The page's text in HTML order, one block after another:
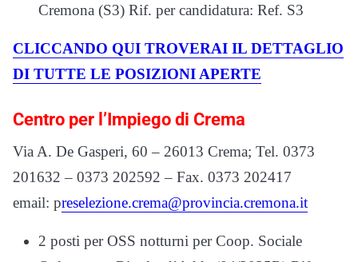
Cremona (S3) Rif. per candidatura: Ref. S3
CLICCANDO QUI TROVERAI IL DETTAGLIO
DI TUTTE LE POSIZIONI APERTE
Centro per l’Impiego di Crema
Via A. De Gasperi, 60 – 26013 Crema; Tel. 0373
201632 – 0373 202592 – Fax. 0373 202417
email: preselezione.crema@provincia.cremona.it
2 posti per OSS notturni per Coop. Sociale